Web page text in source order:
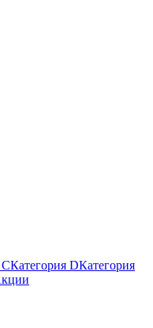
Категория DКатегория